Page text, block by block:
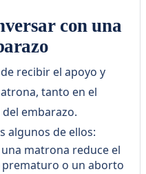
con una
recibir el apoyo y
tanto en el
embarazo.
algunos de ellos:
matrona reduce el
o un aborto